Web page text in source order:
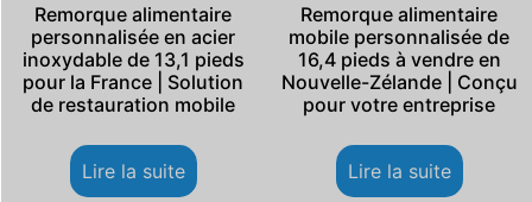
Remorque alimentaire
personnalisée en acier
inoxydable de 13,1 pieds
pour la France | Solution
de restauration mobile
Lire la suite
Remorque alimentaire
mobile personnalisée de
16,4 pieds à vendre en
Nouvelle-Zélande | Conçu
pour votre entreprise
Lire la suite